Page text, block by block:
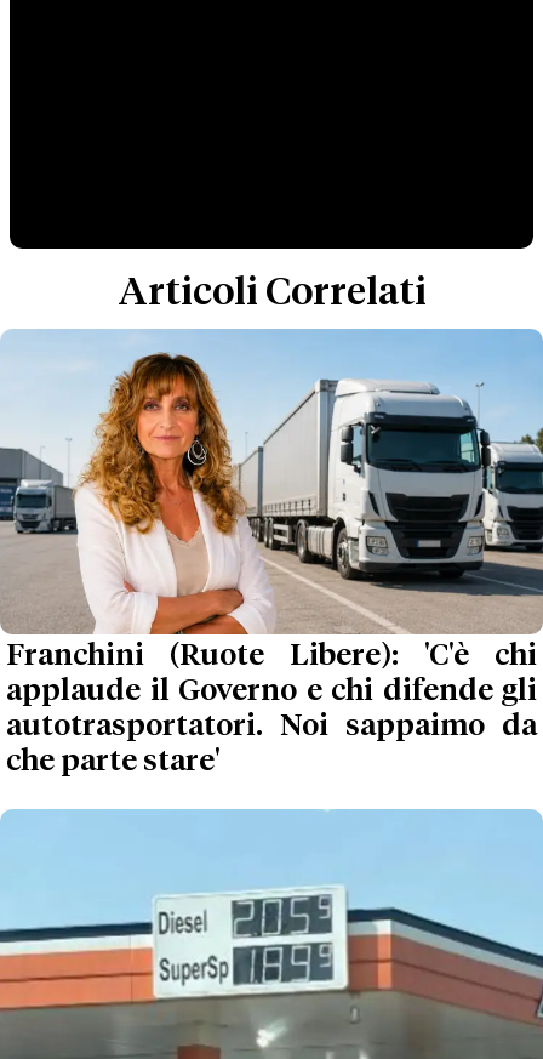
Articoli Correlati
Franchini (Ruote Libere): 'C'è chi
applaude il Governo e chi difende gli
autotrasportatori. Noi sappaimo da
che parte stare'